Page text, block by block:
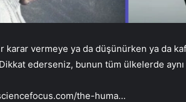
karar vermeye ya da düşünürken ya da
Dikkat ederseniz, bunun tüm ülkelerde
the-huma…